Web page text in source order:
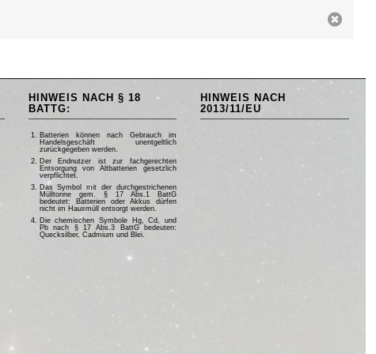
HINWEIS NACH § 18
BATTG:
Batterien können nach Gebrauch im
Handelsgeschäft unentgeltlich
zurückgegeben werden.
Der Endnutzer ist zur fachgerechten
Entsorgung von Altbatterien gesetzlich
verpflichtet.
Das Symbol mit der durchgestrichenen
Mülltonne gem. § 17 Abs.1 BattG
bedeutet: Batterien oder Akkus dürfen
nicht im Hausmüll entsorgt werden.
Die chemischen Symbole Hg, Cd, und
Pb nach § 17 Abs.3 BattG bedeuten:
Quecksilber, Cadmium und Blei.
HINWEIS NACH
2013/11/EU